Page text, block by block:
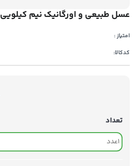
عسل طبیعی و اورگانیک نیم کیلویی
امتیاز :
کدکالا:
تعداد